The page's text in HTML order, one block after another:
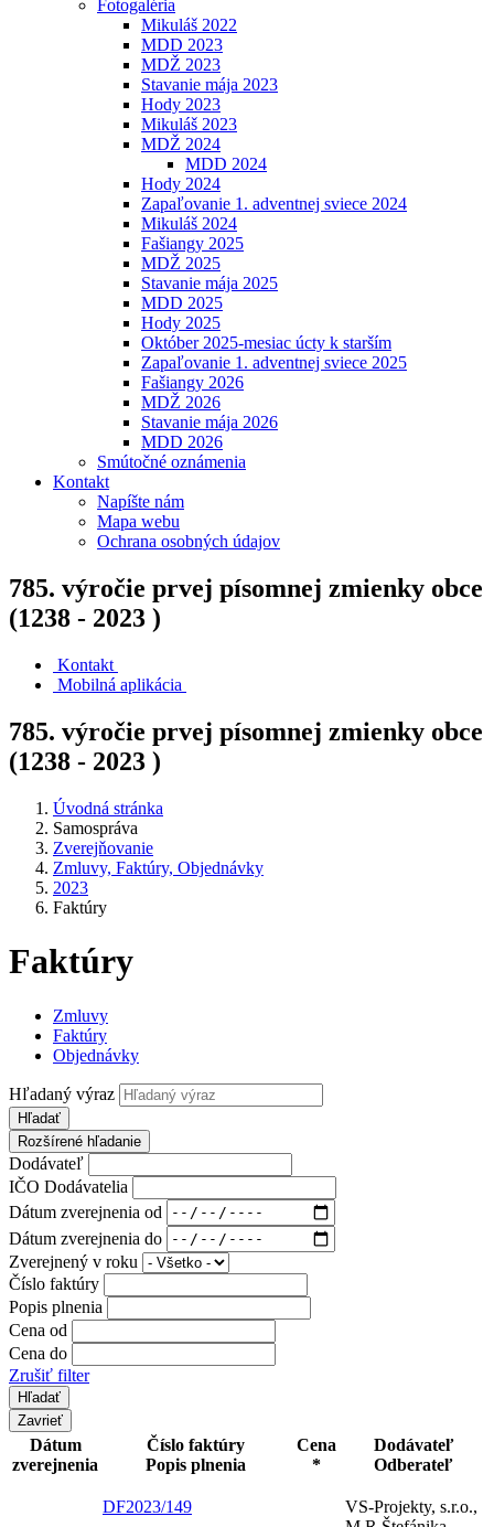
Fotogaléria
Mikuláš 2022
MDD 2023
MDŽ 2023
Stavanie mája 2023
Hody 2023
Mikuláš 2023
MDŽ 2024
MDD 2024
Hody 2024
Zapaľovanie 1. adventnej sviece 2024
Mikuláš 2024
Fašiangy 2025
MDŽ 2025
Stavanie mája 2025
MDD 2025
Hody 2025
Október 2025-mesiac úcty k starším
Zapaľovanie 1. adventnej sviece 2025
Fašiangy 2026
MDŽ 2026
Stavanie mája 2026
MDD 2026
Smútočné oznámenia
Kontakt
Napíšte nám
Mapa webu
Ochrana osobných údajov
785. výročie prvej písomnej zmienky obce
(1238 - 2023 )
Kontakt
Mobilná aplikácia
785. výročie prvej písomnej zmienky obce
(1238 - 2023 )
Úvodná stránka
Samospráva
Zverejňovanie
Zmluvy, Faktúry, Objednávky
2023
Faktúry
Faktúry
Zmluvy
Faktúry
Objednávky
Hľadaný výraz
Hľadať
Rozšírené hľadanie
Dodávateľ
IČO Dodávatelia
Dátum zverejnenia od
Dátum zverejnenia do
Zverejnený v roku
Číslo faktúry
Popis plnenia
Cena od
Cena do
Zrušiť filter
Zavrieť
Dátum
zverejnenia
Číslo faktúry
Popis plnenia
Cena
*
Dodávateľ
Odberateľ
DF2023/149
VS-Projekty, s.r.o.,